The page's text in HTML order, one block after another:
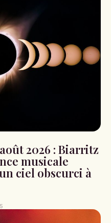
2026 : Biarritz
musicale
ciel obscurci à